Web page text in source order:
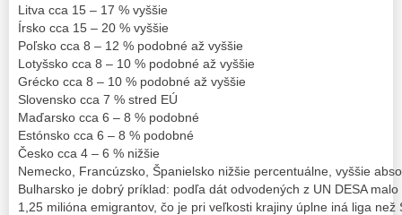
Litva cca 15 – 17 % vyššie
Írsko cca 15 – 20 % vyššie
Poľsko cca 8 – 12 % podobné až vyššie
Lotyšsko cca 8 – 10 % podobné až vyššie
Grécko cca 8 – 10 % podobné až vyššie
Slovensko cca 7 % stred EÚ
Maďarsko cca 6 – 8 % podobné
Estónsko cca 6 – 8 % podobné
Česko cca 4 – 6 % nižšie
Nemecko, Francúzsko, Španielsko nižšie percentuálne, vyššie
Bulharsko je dobrý príklad: podľa dát odvodených z UN DESA
1,25 milióna emigrantov, čo je pri veľkosti krajiny úplne iná liga